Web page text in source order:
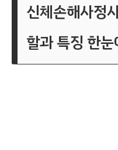
신체손해사정
할과 특징 한